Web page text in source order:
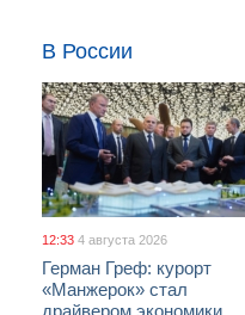
В России
12:33 4 августа 2026
Герман Греф: курорт
«Манжерок» стал
драйвером экономики